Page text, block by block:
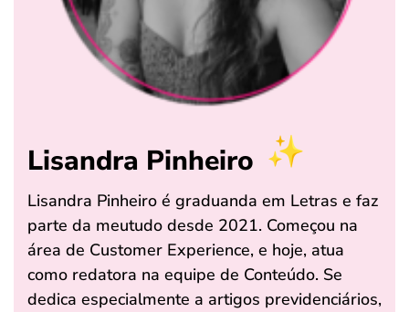
Lisandra Pinheiro
Lisandra Pinheiro é graduanda em Letras e faz
parte da meutudo desde 2021. Começou na
área de Customer Experience, e hoje, atua
como redatora na equipe de Conteúdo. Se
dedica especialmente a artigos previdenciários,